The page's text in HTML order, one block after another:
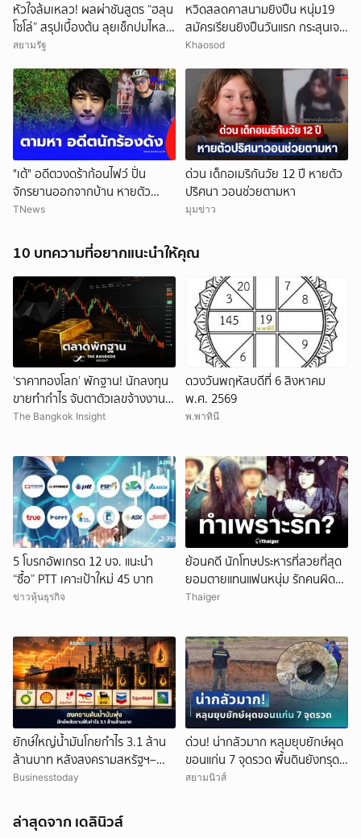
หัวใจล้มเหลว! ผลผ่าชันสูตร “ฮลุน
โซโล่” สรุปเบื้องต้น ลุยเช็กปมไหล
ตาย ยังไม่ตัดทิ้งสารพิษ
สยามรัฐ
หวิดสลดคาสนามยิงปืน หนุ่ม19
สมัครเรียนยิงปืนวันแรก กระสุนเจาะ
ท้ายทอย เร่งยื้อชีวิต
Khaosod
"เต้" อดีตวงดร้าก้อนไฟว์ ปั่น
จักรยานออกจากบ้าน หายตัว
ปริศนา
TNews
ด่วน เด็กอเมริกันวัย 12 ปี หายตัว
ปริศนา วอนช่วยตามหา
มุมข่าว
10 บทความที่อยากแนะนำให้คุณ
‘ราคาทองโลก’ พักฐาน! นักลงทุน
ขายทำกำไร จับตาตัวเลขจ้างงาน
สหรัฐ
The Bangkok Insight
ดวงวันพฤหัสบดีที่ 6 สิงหาคม
พ.ศ. 2569
พ.พาทินี
5 โบรกอัพเกรด 12 บจ. แนะนำ
“ซื้อ” PTT เคาะเป้าใหม่ 45 บาท
ข่าวหุ้นธุรกิจ
ย้อนคดี นักโทษประหารที่สวยที่สุด
ยอมตายแทนแฟนหนุ่ม รักคนผิด
ชีวิตดิ่งเหว
Thaiger
ยักษ์ใหญ่น้ำมันโกยกำไร 3.1 ล้าน
ล้านบาท หลังสงครามสหรัฐฯ–
อิหร่านดันราคาพลังงานพุ่ง
Businesstoday
ด่วน! น่ากลัวมาก หลุมยุบยักษ์ผุด
ขอนแก่น 7 จุดรวด พื้นดินยังทรุด
ไม่หยุด ชาวบ้านผวาหนัก
สยามนิวส์
ล่าสุดจาก เดลินิวส์